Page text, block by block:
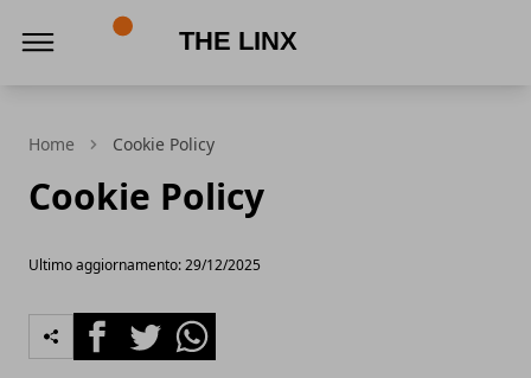
Home Cookie Policy
Cookie Policy
Ultimo aggiornamento: 29/12/2025
FacebookTwitterWhatsapp